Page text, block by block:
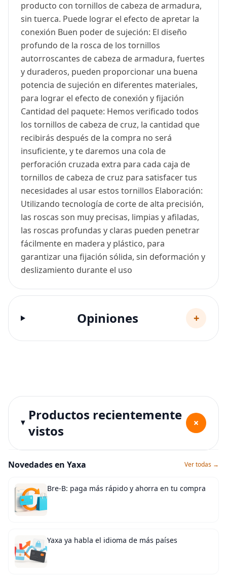
producto con tornillos de cabeza de armadura,
sin tuerca. Puede lograr el efecto de apretar la
conexión Buen poder de sujeción: El diseño
profundo de la rosca de los tornillos
autorroscantes de cabeza de armadura, fuertes
y duraderos, pueden proporcionar una buena
potencia de sujeción en diferentes materiales,
para lograr el efecto de conexión y fijación
Cantidad del paquete: Hemos verificado todos
los tornillos de cabeza de cruz, la cantidad que
recibirás después de la compra no será
insuficiente, y te daremos una cola de
perforación cruzada extra para cada caja de
tornillos de cabeza de cruz para satisfacer tus
necesidades al usar estos tornillos Elaboración:
Utilizando tecnología de corte de alta precisión,
las roscas son muy precisas, limpias y afiladas,
las roscas profundas y claras pueden penetrar
fácilmente en madera y plástico, para
garantizar una fijación sólida, sin deformación y
deslizamiento durante el uso
Opiniones +
Productos recientemente
vistos
+
Novedades en Yaxa Ver todas →
Bre-B: paga más rápido y ahorra en tu compra
Yaxa ya habla el idioma de más países